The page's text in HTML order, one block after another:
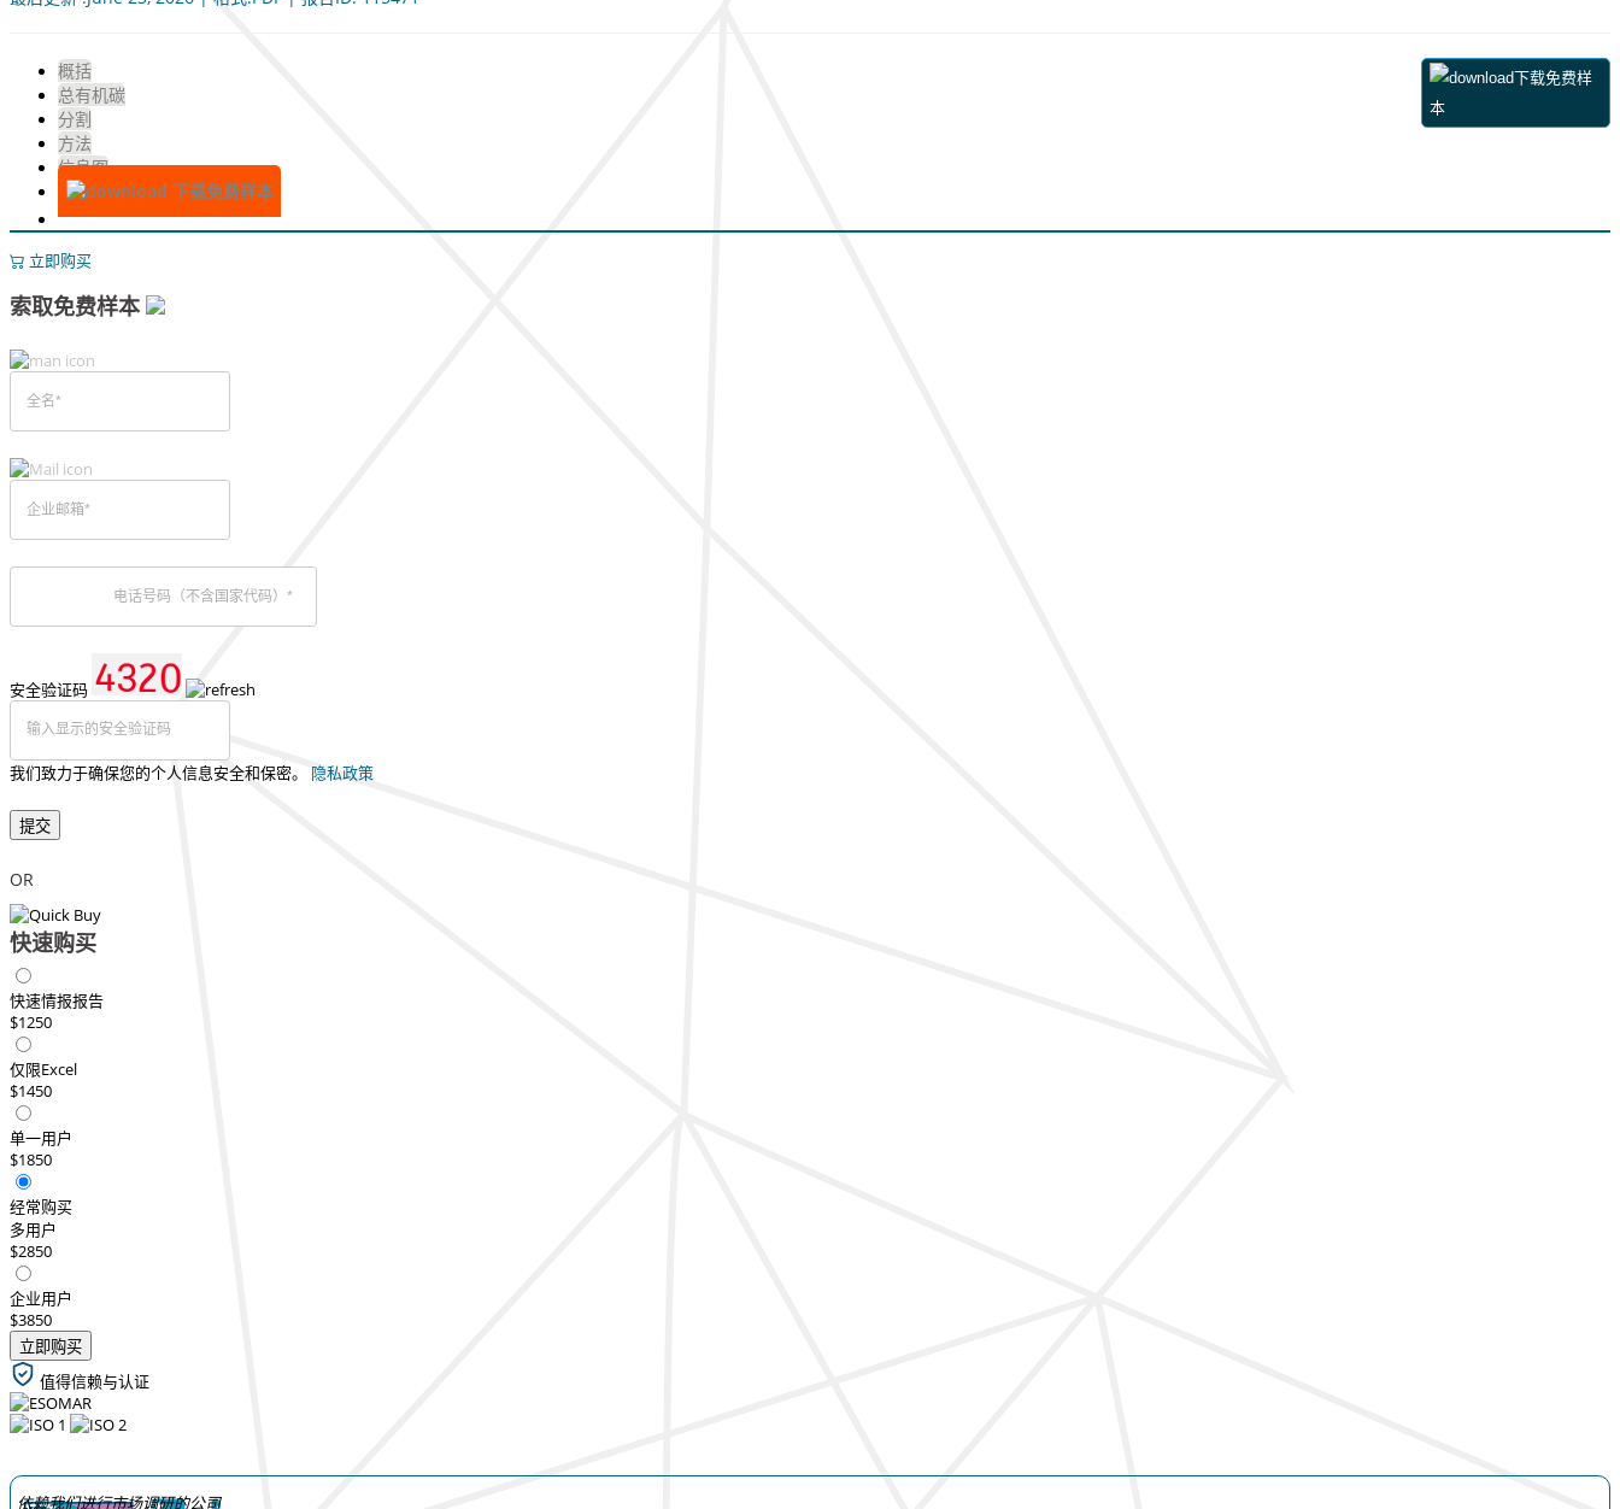
概括
总有机碳
分割
方法
信息图
下载免费样本
下载免费样
本
立即购买
索取免费样本
安全验证码
我们致力于确保您的个人信息安全和保密。 隐私政策
提交
OR
快速购买
快速情报报告
$1250
仅限Excel
$1450
单一用户
$1850
经常购买
多用户
$2850
企业用户
$3850
立即购买
值得信赖与认证
依赖我们进行市场调研的公司